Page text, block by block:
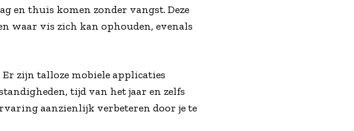
en thuis komen zonder vangst. Deze
waar vis zich kan ophouden, evenals
zijn talloze mobiele applicaties
tijd van het jaar en zelfs
aanzienlijk verbeteren door je te